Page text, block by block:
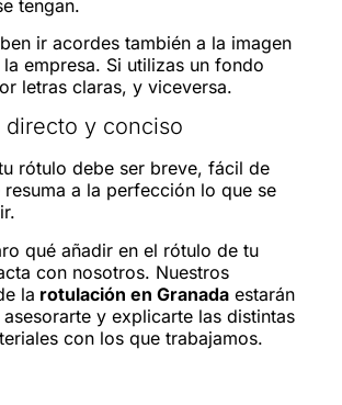
tengan.
ir acordes también a la imagen
empresa. Si utilizas un fondo
letras claras, y viceversa.
directo y conciso
rótulo debe ser breve, fácil de
a la perfección lo que se
qué añadir en el rótulo de tu
con nosotros. Nuestros
la rotulación en Granada estarán
y explicarte las distintas
con los que trabajamos.